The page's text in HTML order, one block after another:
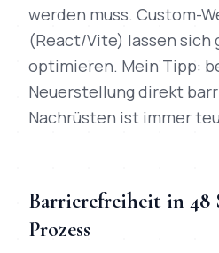
werden muss. Custom-
(React/Vite) lassen sich
optimieren. Mein Tipp:
Neuerstellung direkt
Nachrüsten ist immer
Barrierefreiheit in 48
Prozess